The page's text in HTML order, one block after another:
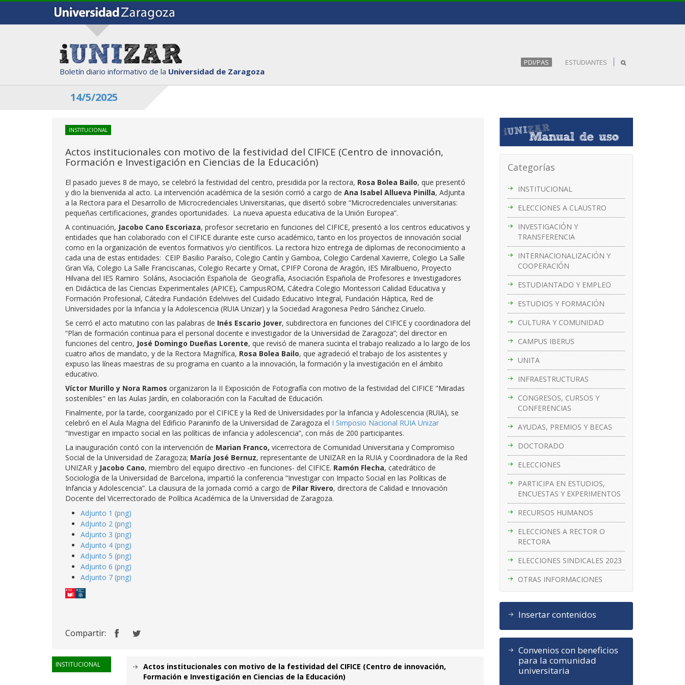
Boletín diario informativo de la Universidad de Zaragoza
PDI/PAS ESTUDIANTES
14/5/2025
Categorías
INSTITUCIONAL
ELECCIONES A CLAUSTRO
INVESTIGACIÓN Y
TRANSFERENCIA
INTERNACIONALIZACIÓN Y
COOPERACIÓN
ESTUDIANTADO Y EMPLEO
ESTUDIOS Y FORMACIÓN
CULTURA Y COMUNIDAD
CAMPUS IBERUS
UNITA
INFRAESTRUCTURAS
CONGRESOS, CURSOS Y
CONFERENCIAS
AYUDAS, PREMIOS Y BECAS
DOCTORADO
ELECCIONES
PARTICIPA EN ESTUDIOS,
ENCUESTAS Y EXPERIMENTOS
RECURSOS HUMANOS
ELECCIONES A RECTOR O
RECTORA
ELECCIONES SINDICALES 2023
OTRAS INFORMACIONES
Insertar contenidos
Convenios con beneficios
para la comunidad
universitaria
INSTITUCIONAL
Actos institucionales con motivo de la festividad del CIFICE (Centro de innovación,
Formación e Investigación en Ciencias de la Educación)
El pasado jueves 8 de mayo, se celebró la festividad del centro, presidida por la rectora, Rosa Bolea Bailo, que presentó
y dio la bienvenida al acto. La intervención académica de la sesión corrió a cargo de Ana Isabel Allueva Pinilla, Adjunta
a la Rectora para el Desarrollo de Microcredenciales Universitarias, que disertó sobre “Microcredenciales universitarias:
pequeñas certificaciones, grandes oportunidades. La nueva apuesta educativa de la Unión Europea”.
A continuación, Jacobo Cano Escoriaza, profesor secretario en funciones del CIFICE, presentó a los centros educativos y
entidades que han colaborado con el CIFICE durante este curso académico, tanto en los proyectos de innovación social
como en la organización de eventos formativos y/o científicos. La rectora hizo entrega de diplomas de reconocimiento a
cada una de estas entidades: CEIP Basilio Paraíso, Colegio Cantín y Gamboa, Colegio Cardenal Xavierre, Colegio La Salle
Gran Vía, Colegio La Salle Franciscanas, Colegio Recarte y Ornat, CPIFP Corona de Aragón, IES Miralbueno, Proyecto
Hilvana del IES Ramiro Soláns, Asociación Española de Geografía, Asociación Española de Profesores e Investigadores
en Didáctica de las Ciencias Experimentales (APICE), CampusROM, Cátedra Colegio Montessori Calidad Educativa y
Formación Profesional, Cátedra Fundación Edelvives del Cuidado Educativo Integral, Fundación Háptica, Red de
Universidades por la Infancia y la Adolescencia (RUIA Unizar) y la Sociedad Aragonesa Pedro Sánchez Ciruelo.
Se cerró el acto matutino con las palabras de Inés Escario Jover, subdirectora en funciones del CIFICE y coordinadora del
“Plan de formación continua para el personal docente e investigador de la Universidad de Zaragoza”; del director en
funciones del centro, José Domingo Dueñas Lorente, que revisó de manera sucinta el trabajo realizado a lo largo de los
cuatro años de mandato, y de la Rectora Magnífica, Rosa Bolea Bailo, que agradeció el trabajo de los asistentes y
expuso las líneas maestras de su programa en cuanto a la innovación, la formación y la investigación en el ámbito
educativo.
Víctor Murillo y Nora Ramos organizaron la II Exposición de Fotografía con motivo de la festividad del CIFICE "Miradas
sostenibles" en las Aulas Jardín, en colaboración con la Facultad de Educación.
Finalmente, por la tarde, coorganizado por el CIFICE y la Red de Universidades por la Infancia y Adolescencia (RUIA), se
celebró en el Aula Magna del Edificio Paraninfo de la Universidad de Zaragoza el I Simposio Nacional RUIA Unizar
“Investigar en impacto social en las políticas de infancia y adolescencia”, con más de 200 participantes.
La inauguración contó con la intervención de Marian Franco, vicerrectora de Comunidad Universitaria y Compromiso
Social de la Universidad de Zaragoza; María José Bernuz, representante de UNIZAR en la RUIA y Coordinadora de la Red
UNIZAR y Jacobo Cano, miembro del equipo directivo -en funciones- del CIFICE. Ramón Flecha, catedrático de
Sociología de la Universidad de Barcelona, impartió la conferencia “Investigar con Impacto Social en las Políticas de
Infancia y Adolescencia”. La clausura de la jornada corrió a cargo de Pilar Rivero, directora de Calidad e Innovación
Docente del Vicerrectorado de Política Académica de la Universidad de Zaragoza.
Adjunto 1 (png)
Adjunto 2 (png)
Adjunto 3 (png)
Adjunto 4 (png)
Adjunto 5 (png)
Adjunto 6 (png)
Adjunto 7 (png)
Compartir:
INSTITUCIONAL
Actos institucionales con motivo de la festividad del CIFICE (Centro de innovación,
Formación e Investigación en Ciencias de la Educación)